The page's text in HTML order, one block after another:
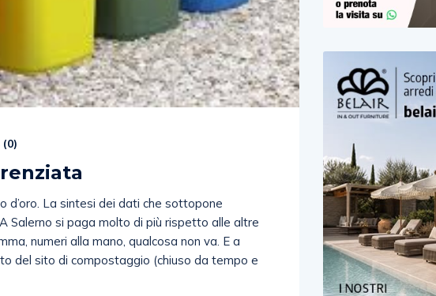
(0)
d’oro. La sintesi dei dati che sottopone
Salerno si paga molto di più rispetto alle altre
numeri alla mano, qualcosa non va. E a
del sito di compostaggio (chiuso da tempo e